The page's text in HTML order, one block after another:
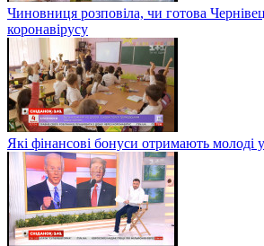
Чиновниця розповіла, чи готова
коронавірусу
Які фінансові бонуси отримають молоді